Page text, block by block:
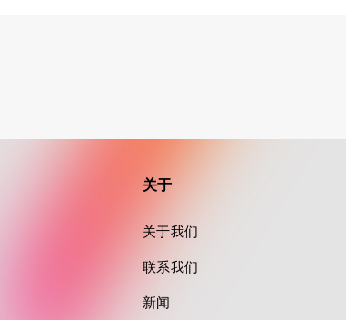
关于
关于我们
联系我们
新闻